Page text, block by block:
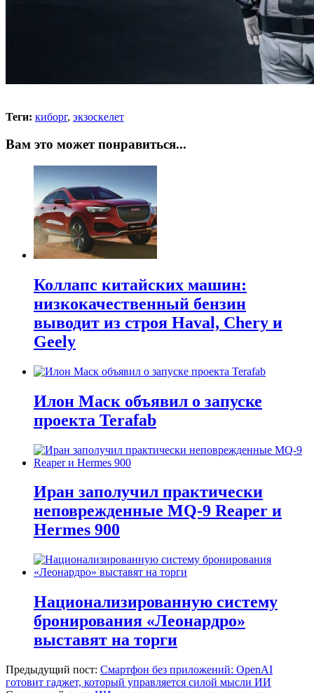
Теги: киборг, экзоскелет
Вам это может понравиться...
Коллапс китайских машин:
низкокачественный бензин
выводит из строя Haval, Chery и
Geely
Илон Маск объявил о запуске
проекта Terafab
Иран заполучил практически
неповрежденные MQ-9 Reaper и
Hermes 900
Национализированную систему
бронирования «Леонардро»
выставят на торги
Предыдущий пост: Смартфон без приложений: OpenAI
готовит гаджет, который управляется силой мысли ИИ